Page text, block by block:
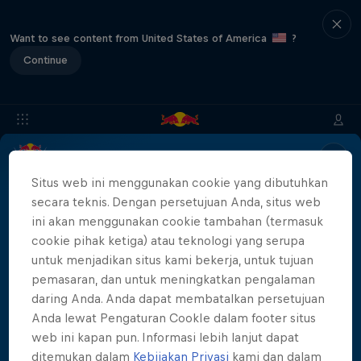
Want to see content from United States of America
?
Continue
Info Location Divers Event Recap Results
Partner
More than a Dive
Situs web ini menggunakan cookie yang dibutuhkan
secara teknis. Dengan persetujuan Anda, situs web
ini akan menggunakan cookie tambahan (termasuk
cookie pihak ketiga) atau teknologi yang serupa
untuk menjadikan situs kami bekerja, untuk tujuan
pemasaran, dan untuk meningkatkan pengalaman
daring Anda. Anda dapat membatalkan persetujuan
Anda lewat Pengaturan CookIe dalam footer situs
web ini kapan pun. Informasi lebih lanjut dapat
ditemukan dalam Kebijakan Privasi kami dan dalam